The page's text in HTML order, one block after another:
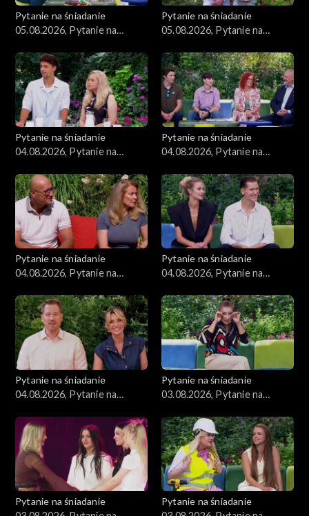
Pytanie na śniadanie
05.08.2026, Pytanie na
Pytanie na śniadanie
05.08.2026, Pytanie na
Pytanie na śniadanie
04.08.2026, Pytanie na
Pytanie na śniadanie
04.08.2026, Pytanie na
Pytanie na śniadanie
04.08.2026, Pytanie na
Pytanie na śniadanie
04.08.2026, Pytanie na
Pytanie na śniadanie
04.08.2026, Pytanie na
Pytanie na śniadanie
03.08.2026, Pytanie na
Pytanie na śniadanie
Pytanie na śniadanie